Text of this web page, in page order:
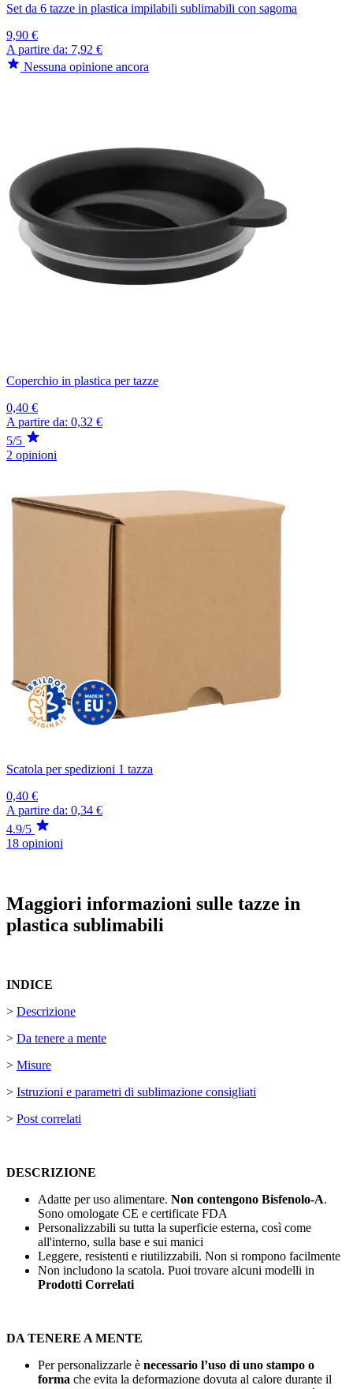
Set da 6 tazze in plastica impilabili sublimabili con sagoma
9,90 €
A partire da: 7,92 €
Nessuna opinione ancora
Coperchio in plastica per tazze
0,40 €
A partire da: 0,32 €
5/5
2 opinioni
Scatola per spedizioni 1 tazza
0,40 €
A partire da: 0,34 €
4.9/5
18 opinioni
Maggiori informazioni sulle tazze in
plastica sublimabili
INDICE
> Descrizione
> Da tenere a mente
> Misure
> Istruzioni e parametri di sublimazione consigliati
> Post correlati
DESCRIZIONE
Adatte per uso alimentare. Non contengono Bisfenolo-A.
Sono omologate CE e certificate FDA
Personalizzabili su tutta la superficie esterna, così come
all'interno, sulla base e sui manici
Leggere, resistenti e riutilizzabili. Non si rompono facilmente
Non includono la scatola. Puoi trovare alcuni modelli in
Prodotti Correlati
DA TENERE A MENTE
Per personalizzarle è necessario l’uso di uno stampo o
forma che evita la deformazione dovuta al calore durante il